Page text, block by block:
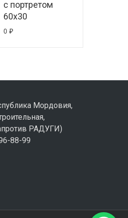
с портретом
60х30
0₽
Мордовия,
РАДУГИ)
88-99